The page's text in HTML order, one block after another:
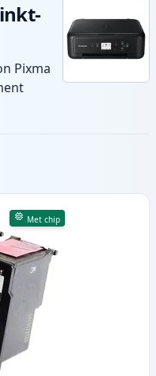
Pixma
in .
Met chip